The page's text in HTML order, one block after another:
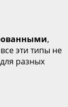
,
эти типы не
разных